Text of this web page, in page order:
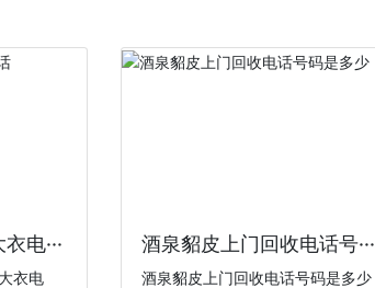
电···
衣电
酒泉貂皮上门回收电话号···
酒泉貂皮上门回收电话号码是多少